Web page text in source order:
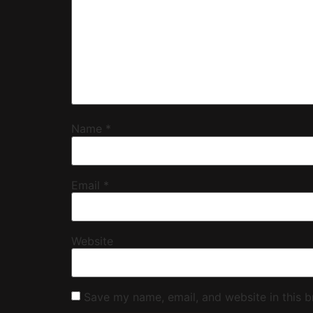
Name *
Email *
Website
Save my name, email, and website in this